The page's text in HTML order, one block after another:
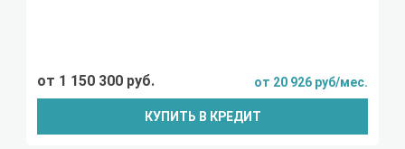
от 1 150 300 руб. от 20 926 руб/мес.
КУПИТЬ В КРЕДИТ